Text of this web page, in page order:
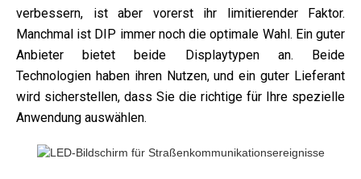
verbessern, ist aber vorerst ihr limitierender Faktor.
Manchmal ist DIP immer noch die optimale Wahl. Ein guter
Anbieter bietet beide Displaytypen an. Beide
Technologien haben ihren Nutzen, und ein guter Lieferant
wird sicherstellen, dass Sie die richtige für Ihre spezielle
Anwendung auswählen.